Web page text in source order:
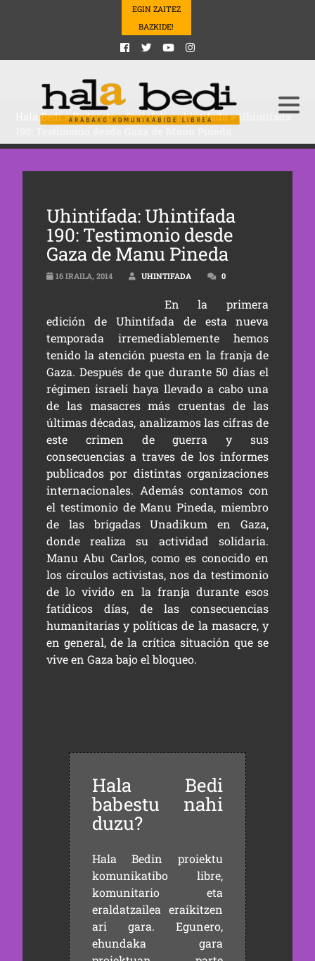
EGIN ZAITEZ
BAZKIDE!
Hala Bedi>Podcasts>Sozialak>uhintifada>Uhintifada
Uhintifada: Uhintifada
190: Testimonio desde
Gaza de Manu Pineda
16 IRAILA, 2014 UHINTIFADA 0
En la primera
edición de Uhintifada de esta nueva
temporada irremediablemente hemos
tenido la atención puesta en la franja de
Gaza. Después de que durante 50 días el
régimen israelí haya llevado a cabo una
de las masacres más cruentas de las
últimas décadas, analizamos las cifras de
este crimen de guerra y sus
consecuencias a traves de los informes
publicados por distintas organizaciones
internacionales. Además contamos con
el testimonio de Manu Pineda, miembro
de las brigadas Unadikum en Gaza,
donde realiza su actividad solidaria.
Manu Abu Carlos, como es conocido en
los círculos activistas, nos da testimonio
de lo vivido en la franja durante esos
fatídicos días, de las consecuencias
humanitarias y políticas de la masacre, y
en general, de la crítica situación que se
vive en Gaza bajo el bloqueo.
Hala Bedi
babestu nahi
duzu?
Hala Bedin proiektu
komunikatibo libre,
komunitario eta
eraldatzailea eraikitzen
ari gara. Egunero,
ehundaka gara